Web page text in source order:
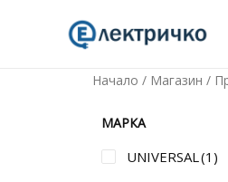
Начало / Магазин /
МАРКА
UNIVERSAL (1)